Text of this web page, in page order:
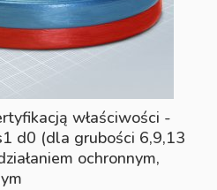
właściwości -
d0 (dla grubości 6,9,13
ochronnym,